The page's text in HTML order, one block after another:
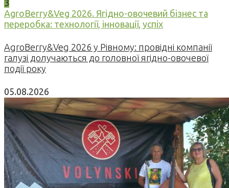
3
AgroBerry&Veg 2026. Ягідно-овочевий бізнес та
переробка: технології, інновації, успіх
AgroBerry&Veg 2026 у Рівному: провідні компанії
галузі долучаються до головної ягідно-овочевої
події року
05.08.2026